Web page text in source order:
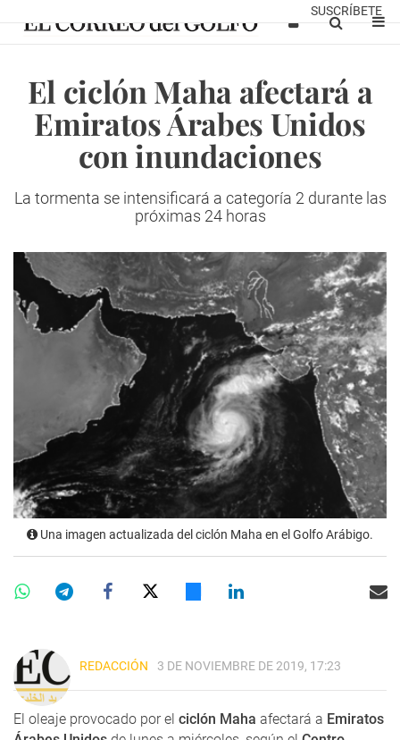
SUSCRÍBETE
El ciclón Maha afectará a
Emiratos Árabes Unidos
con inundaciones
La tormenta se intensificará a categoría 2 durante las
próximas 24 horas
Una imagen actualizada del ciclón Maha en el Golfo Arábigo.
REDACCIÓN 3 DE NOVIEMBRE DE 2019, 17:23
El oleaje provocado por el ciclón Maha afectará a Emiratos